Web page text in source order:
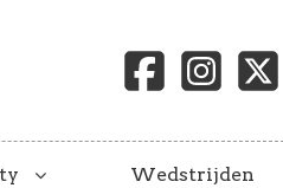
Wedstrijden